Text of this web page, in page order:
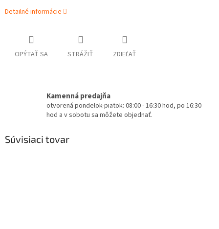
Detailné informácie
OPÝTAŤ SA STRÁŽIŤ ZDIEĽAŤ
Kamenná predajňa
otvorená pondelok-piatok: 08:00 - 16:30 hod, po 16:30
hod a v sobotu sa môžete objednať.
Súvisiaci tovar